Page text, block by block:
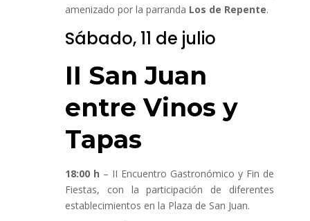
amenizado por la parranda Los de Repente.
Sábado, 11 de julio
II San Juan
entre Vinos y
Tapas
18:00 h – II Encuentro Gastronómico y Fin de
Fiestas, con la participación de diferentes
establecimientos en la Plaza de San Juan.